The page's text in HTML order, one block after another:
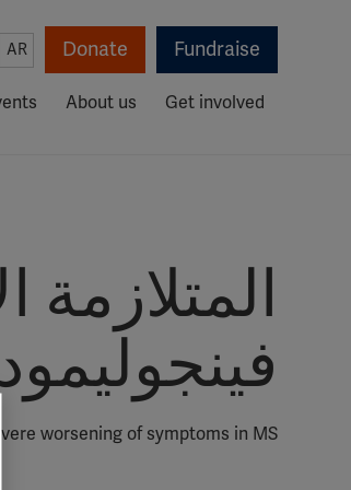
AR Donate Fundraise
About us Get involved
المتلازمة
فينجوليمود
worsening of symptoms in MS